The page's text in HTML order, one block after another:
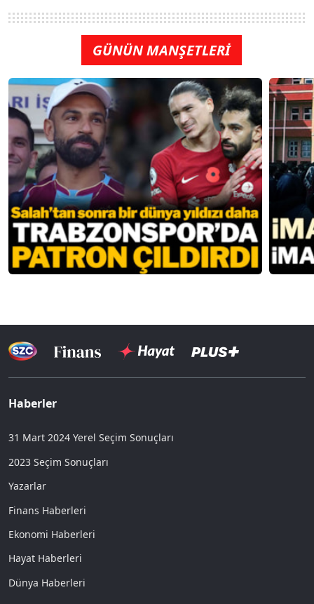
GÜNÜN MANŞETLERİ
Haberler
31 Mart 2024 Yerel Seçim Sonuçları
2023 Seçim Sonuçları
Yazarlar
Finans Haberleri
Ekonomi Haberleri
Hayat Haberleri
Dünya Haberleri